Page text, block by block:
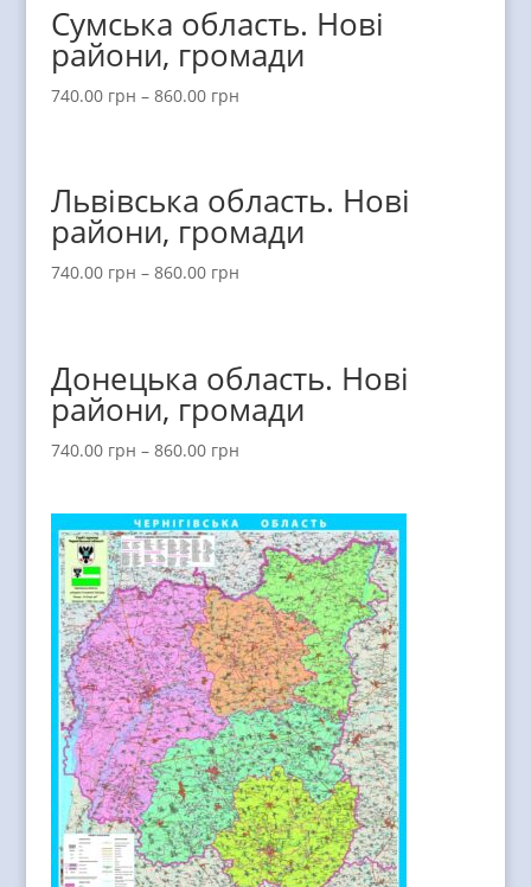
Сумська область. Нові
райони, громади
740.00 грн – 860.00 грн
Львівська область. Нові
райони, громади
740.00 грн – 860.00 грн
Донецька область. Нові
райони, громади
740.00 грн – 860.00 грн